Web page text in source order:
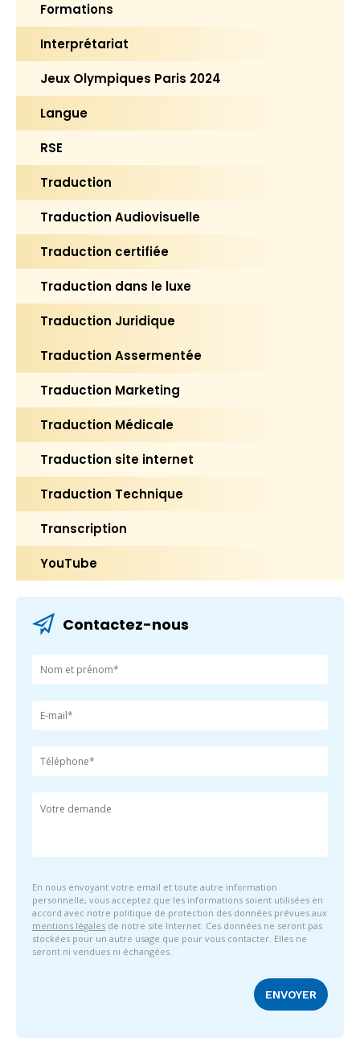
Formations
Interprétariat
Jeux Olympiques Paris 2024
Langue
RSE
Traduction
Traduction Audiovisuelle
Traduction certifiée
Traduction dans le luxe
Traduction Juridique
Traduction Assermentée
Traduction Marketing
Traduction Médicale
Traduction site internet
Traduction Technique
Transcription
YouTube
Contactez-nous
En nous envoyant votre email et toute autre information
personnelle, vous acceptez que les informations soient utilisées en
accord avec notre politique de protection des données prévues aux
mentions légales de notre site Internet. Ces données ne seront pas
stockées pour un autre usage que pour vous contacter. Elles ne
seront ni vendues ni échangées.